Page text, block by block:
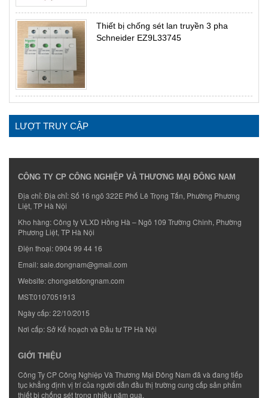
Thiết bị chống sét lan truyền 3 pha
Schneider EZ9L33745
LƯỢT TRUY CẬP
CÔNG TY CP CÔNG NGHIỆP VÀ THƯƠNG MẠI ĐÔNG NAM
Địa chỉ: Địa chỉ: Số 16 ngõ 322E Phố Lê Trọng Tấn, Phường Phương
Liệt, TP Hà Nội
Kho hàng: Công ty VLXD Hồng Hà – Ngõ 109 Trường Chinh, Phường
Phương Liệt, TP Hà Nội
Điện thoại:0904 99 44 16
Email:sale.dongnam@gmail.com
Website:chongsetdongnam.com
MST:0107051913
Ngày cấp: 22/10/2015
Nơi cấp: Sở Kế hoạch và Đầu tư TP Hà Nội
GIỚI THIỆU
Công Ty CP Công Nghiệp Và Thương Mại Đông Nam đã và đang tiếp
tục khẳng định vị trí của người dẫn đầu thị trường cung cấp sản phẩm
thiết bị chống sét trong nhiều năm qua.